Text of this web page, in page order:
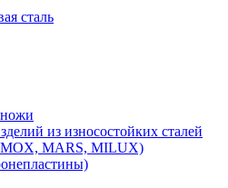
сталь
из износостойких сталей
MARS, MILUX)